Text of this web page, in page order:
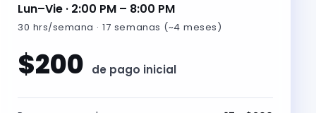
Lun–Vie · 2:00 PM – 8:00 PM
30 hrs/semana · 17 semanas (~4 meses)
$200 de pago inicial